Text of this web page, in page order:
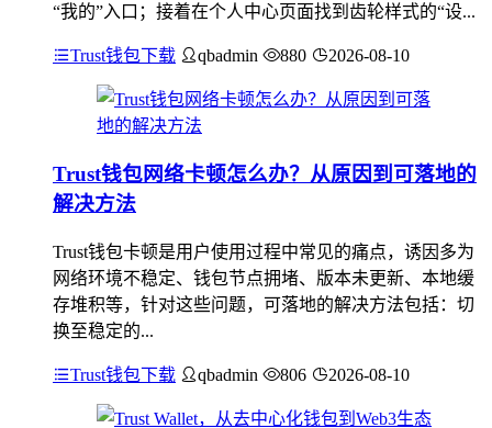
“我的”入口；接着在个人中心页面找到齿轮样式的“设...
Trust钱包下载 qbadmin 880 2026-08-10
Trust钱包网络卡顿怎么办？从原因到可落地的
解决方法
Trust钱包卡顿是用户使用过程中常见的痛点，诱因多为
网络环境不稳定、钱包节点拥堵、版本未更新、本地缓
存堆积等，针对这些问题，可落地的解决方法包括：切
换至稳定的...
Trust钱包下载 qbadmin 806 2026-08-10